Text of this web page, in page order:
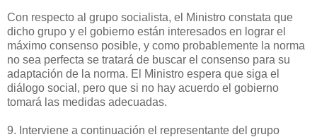
Con respecto al grupo socialista, el Ministro constata que
dicho grupo y el gobierno están interesados en lograr el
máximo consenso posible, y como probablemente la norma
no sea perfecta se tratará de buscar el consenso para su
adaptación de la norma. El Ministro espera que siga el
diálogo social, pero que si no hay acuerdo el gobierno
tomará las medidas adecuadas.
9. Interviene a continuación el representante del grupo